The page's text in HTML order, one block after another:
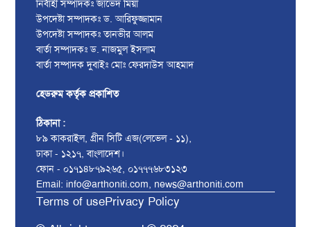
নির্বাহী সম্পাদকঃ জাভেদ মিয়া
উপদেষ্টা সম্পাদকঃ ড. আরিফুজ্জামান
উপদেষ্টা সম্পাদকঃ তানভীর আলম
বার্তা সম্পাদকঃ ড. নাজমুল ইসলাম
বার্তা সম্পাদক দুবাইঃ মোঃ ফেরদাউস আহমাদ
হেডরুম কর্তৃক প্রকাশিত
ঠিকানা :
৮৯ কাকরাইল, গ্রীন সিটি এজ(লেভেল - ১১),
ঢাকা - ১২১৭, বাংলাদেশ।
ফোন - ০১৭১৪৮৭৯২৬৫, ০১৭৭৭৬৮৩১২৩
Email: info@arthoniti.com, news@arthoniti.com
Terms of usePrivacy Policy